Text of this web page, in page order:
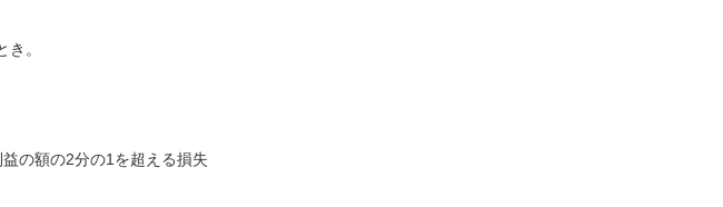
。
の額の2分の1を超える損失